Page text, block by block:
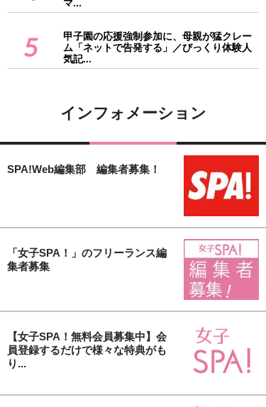
マ...
5
甲子園の応援強制参加に、母親が猛クレー
ム「ネットで告発する」／びっくり体験人
気記...
インフォメーション
SPA!Web編集部 編集者募集！
「女子SPA！」のフリーランス編
集者募集
【女子SPA！無料会員募集中】会
員登録するだけで様々な特典がも
り...